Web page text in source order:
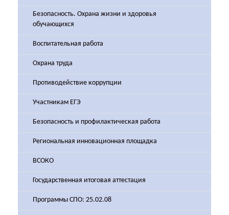
Безопасность. Охрана жизни и здоровья
обучающихся
Воспитательная работа
Охрана труда
Противодействие коррупции
Участникам ЕГЭ
Безопасность и профилактическая работа
Региональная инновационная площадка
ВСОКО
Государственная итоговая аттестация
Программы СПО: 25.02.08